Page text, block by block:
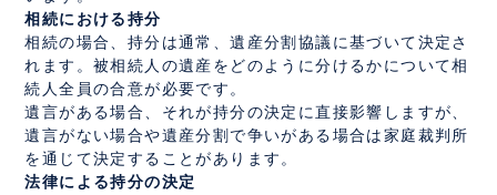
相続における持分
相続の場合、持分は通常、遺産分割協議に基づいて決定さ
れます。被相続人の遺産をどのように分けるかについて相
続人全員の合意が必要です。
遺言がある場合、それが持分の決定に直接影響しますが、
遺言がない場合や遺産分割で争いがある場合は家庭裁判所
を通じて決定することがあります。
法律による持分の決定